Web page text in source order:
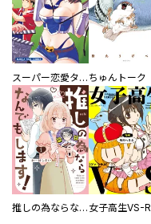
スーパー恋愛タイム！～現場でドＳな彼女は自宅でデレる～ ちゅんトーク
推しの為ならなんでもします！ 女子高生VS-R